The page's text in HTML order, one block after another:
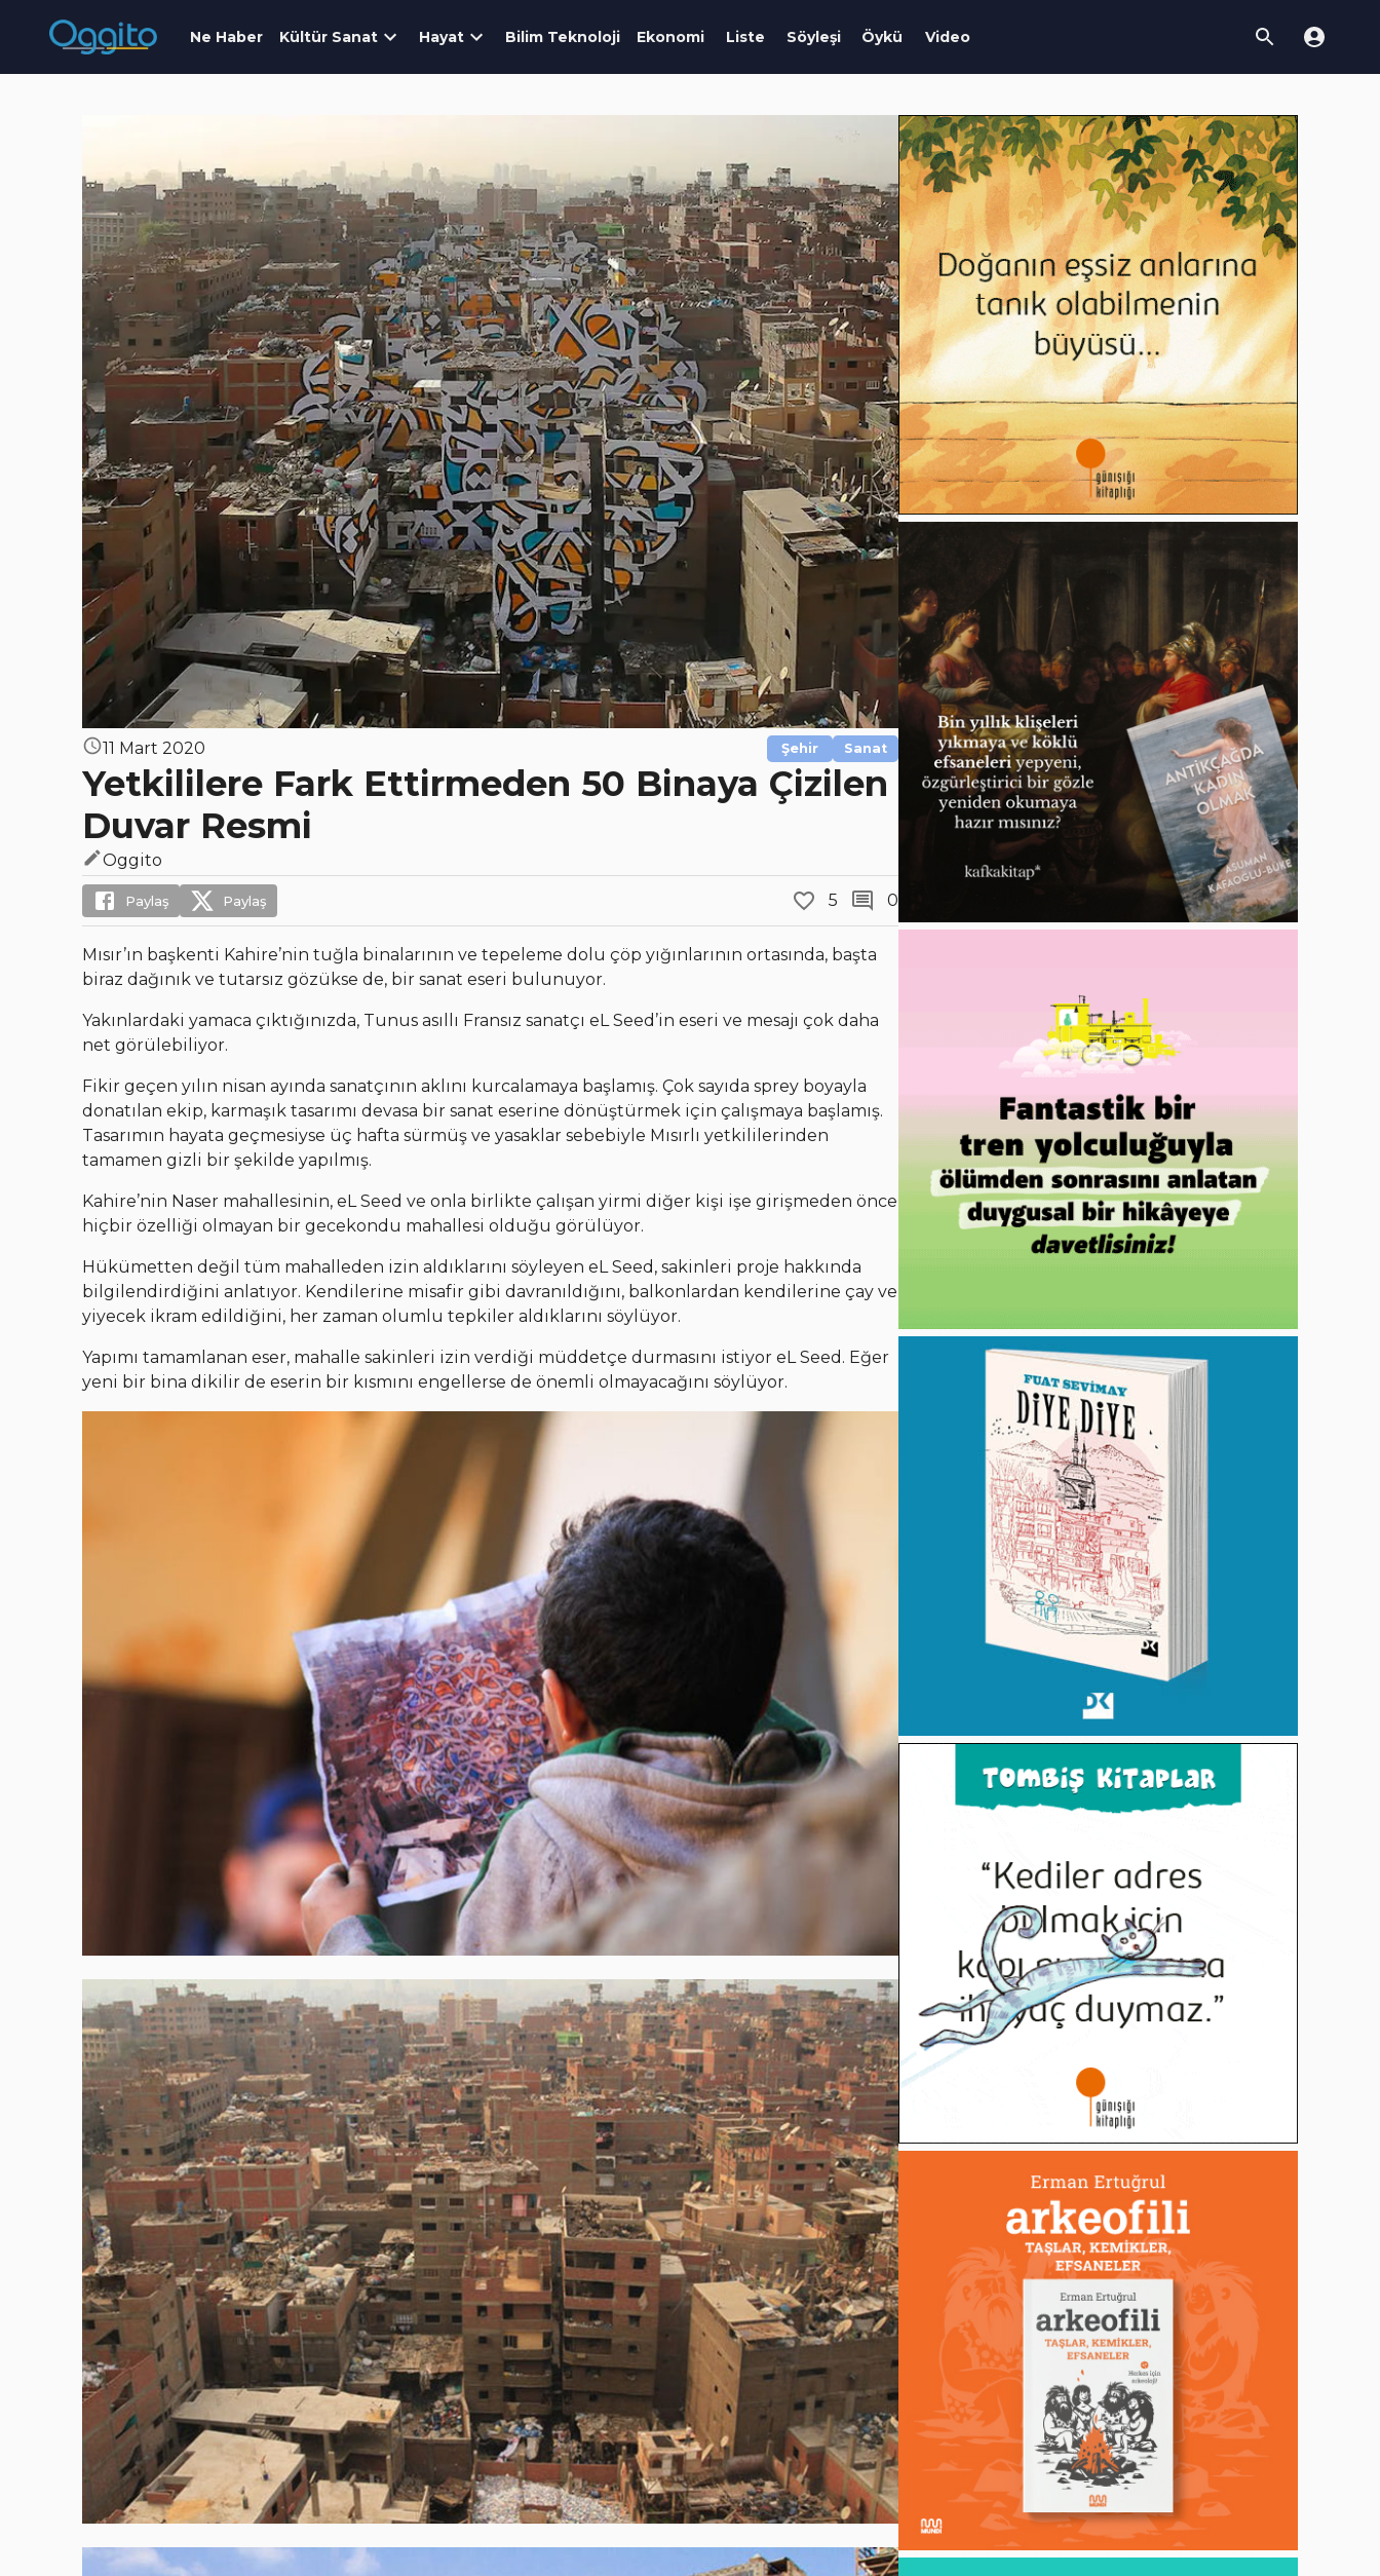
Ne Haber Kültür Sanat Hayat Bilim Teknoloji Ekonomi Liste Söyleşi Öykü Video
11 Mart 2020 Şehir Sanat
Yetkililere Fark Ettirmeden 50 Binaya Çizilen
Duvar Resmi
Oggito
Paylaş Paylaş 5 0
Mısır’ın başkenti Kahire’nin tuğla binalarının ve tepeleme dolu çöp yığınlarının ortasında, başta
biraz dağınık ve tutarsız gözükse de, bir sanat eseri bulunuyor.
Yakınlardaki yamaca çıktığınızda, Tunus asıllı Fransız sanatçı eL Seed’in eseri ve mesajı çok daha
net görülebiliyor.
Fikir geçen yılın nisan ayında sanatçının aklını kurcalamaya başlamış. Çok sayıda sprey boyayla
donatılan ekip, karmaşık tasarımı devasa bir sanat eserine dönüştürmek için çalışmaya başlamış.
Tasarımın hayata geçmesiyse üç hafta sürmüş ve yasaklar sebebiyle Mısırlı yetkililerinden
tamamen gizli bir şekilde yapılmış.
Kahire’nin Naser mahallesinin, eL Seed ve onla birlikte çalışan yirmi diğer kişi işe girişmeden önce
hiçbir özelliği olmayan bir gecekondu mahallesi olduğu görülüyor.
Hükümetten değil tüm mahalleden izin aldıklarını söyleyen eL Seed, sakinleri proje hakkında
bilgilendirdiğini anlatıyor. Kendilerine misafir gibi davranıldığını, balkonlardan kendilerine çay ve
yiyecek ikram edildiğini, her zaman olumlu tepkiler aldıklarını söylüyor.
Yapımı tamamlanan eser, mahalle sakinleri izin verdiği müddetçe durmasını istiyor eL Seed. Eğer
yeni bir bina dikilir de eserin bir kısmını engellerse de önemli olmayacağını söylüyor.